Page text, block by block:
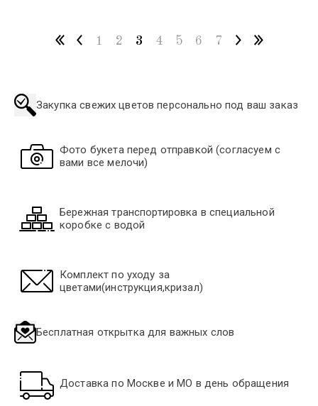
1 2 3 4 5 6 7
Закупка свежих цветов персонально под ваш заказ
Фото букета перед отправкой (согласуем с
вами все мелочи)
Бережная транспортировка в специальной
коробке с водой
Комплект по уходу за
цветами(инструкция,кризал)
Бесплатная открытка для важных слов
Доставка по Москве и МО в день обращения